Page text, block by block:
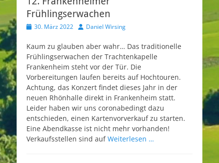
Frühlingserwachen
Veröffentlicht
30. März 2022 AutorDaniel Wirsing
Kaum zu glauben aber wahr… Das traditionelle
Frühlingserwachen der Trachtenkapelle
Frankenheim steht vor der Tür. Die
Vorbereitungen laufen bereits auf Hochtouren.
Achtung, das Konzert findet dieses Jahr in der
neuen Rhönhalle direkt in Frankenheim statt.
Leider haben wir uns coronabedingt dazu
entschieden, einen Kartenvorverkauf zu starten.
Eine Abendkasse ist nicht mehr vorhanden!
Verkaufsstellen sind aufWeiterlesen …